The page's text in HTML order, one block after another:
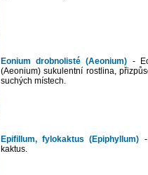
Eonium drobnolisté (Aeonium) -
(Aeonium) sukulentní rostlina,
suchých místech.
Epifillum, fylokaktus (Epiphyllum)
kaktus.